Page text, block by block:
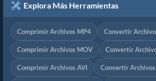
Explora Más Herramientas
Comprimir Archivos MP4 Convertir
Comprimir Archivos MOV Convertir
Comprimir Archivos AVI Convertir Archivos